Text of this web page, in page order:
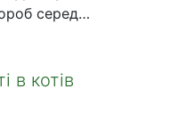
серед
і
в котів